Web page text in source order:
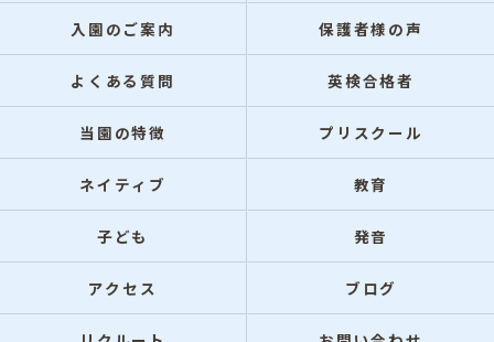
入園のご案内 保護者様の声
よくある質問 英検合格者
当園の特徴 プリスクール
ネイティブ 教育
子ども 発音
アクセス ブログ